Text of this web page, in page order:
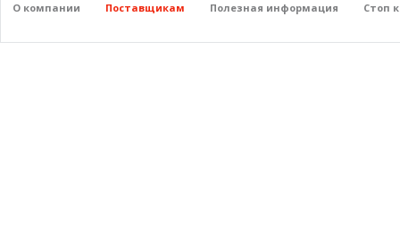
О компании Поставщикам Полезная информация Стоп